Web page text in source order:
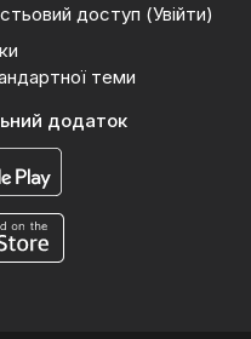
доступ (Увійти)
теми
додаток